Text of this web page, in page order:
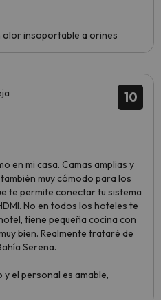
olor insoportable a orines
10
en mi casa. Camas amplias y
muy cómodo para los
te permite conectar tu sistema
No en todos los hoteles te
tiene pequeña cocina con
bien. Realmente trataré de
Serena.
el personal es amable,